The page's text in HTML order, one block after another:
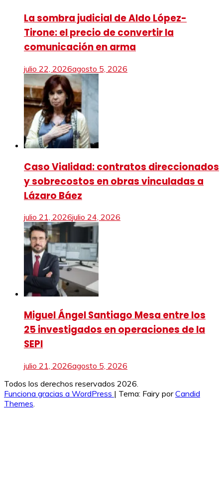
La sombra judicial de Aldo López-
Tirone: el precio de convertir la
comunicación en arma
julio 22, 2026agosto 5, 2026
Caso Vialidad: contratos direccionados
y sobrecostos en obras vinculadas a
Lázaro Báez
julio 21, 2026julio 24, 2026
Miguel Ángel Santiago Mesa entre los
25 investigados en operaciones de la
SEPI
julio 21, 2026agosto 5, 2026
Todos los derechos reservados 2026.
Funciona gracias a WordPress | Tema: Fairy porCandid
Themes